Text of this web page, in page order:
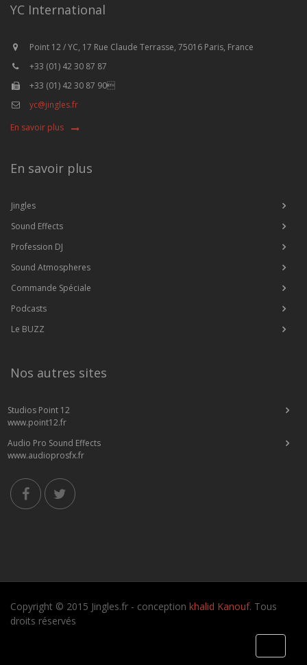
YC International
Point 12 / YC, 17 Rue Claude Terrasse, 75016 Paris, France
+33 (01) 42 30 87 87
+33 (01) 42 30 87 90
yc@jingles.fr
En savoir plus
En savoir plus
Jingles
Sound Effects
Profession DJ
Sound Atmospheres
Commande Spéciale
Podcasts
Le BUZZ
Nos autres sites
Studios Point 12
www.point12.fr
Audio Pro Sound Effects
www.audioprosfx.fr
Copyright © 2015 Jingles.fr - conception khalid Kanouf. Tous
droits réservés